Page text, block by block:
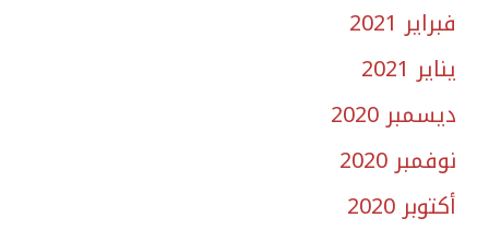
فبراير 2021
يناير 2021
ديسمبر 2020
نوفمبر 2020
أكتوبر 2020